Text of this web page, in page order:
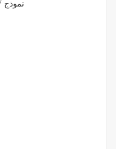
نموذج CV جاهز للتعديل